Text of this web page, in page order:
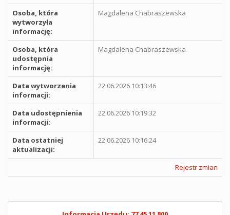
Osoba, która
wytworzyła
informację:
Magdalena Chabraszewska
Osoba, która
udostępnia
informację:
Magdalena Chabraszewska
Data wytworzenia
informacji:
22.06.2026 10:13:46
Data udostępnienia
informacji:
22.06.2026 10:19:32
Data ostatniej
aktualizacji:
22.06.2026 10:16:24
Rejestr zmian